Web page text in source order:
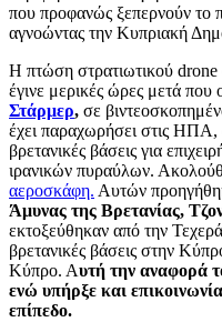
που προφανώς ξεπερνούν το
αγνοώντας την Κυπριακή
Η πτώση στρατιωτικού drone
έγινε μερικές ώρες μετά
Στάρμερ, σε
έχει παραχωρήσει στις ΗΠΑ,
βρετανικές βάσεις για
ιρανικών πυραύλων.
αεροσκάφη. Αυτών
Άμυνας της Βρετανίας,
εκτοξεύθηκαν από την
βρετανικές βάσεις στην
Κύπρο. Αυτή την αναφορά
ενώ υπήρξε και
επίπεδο.